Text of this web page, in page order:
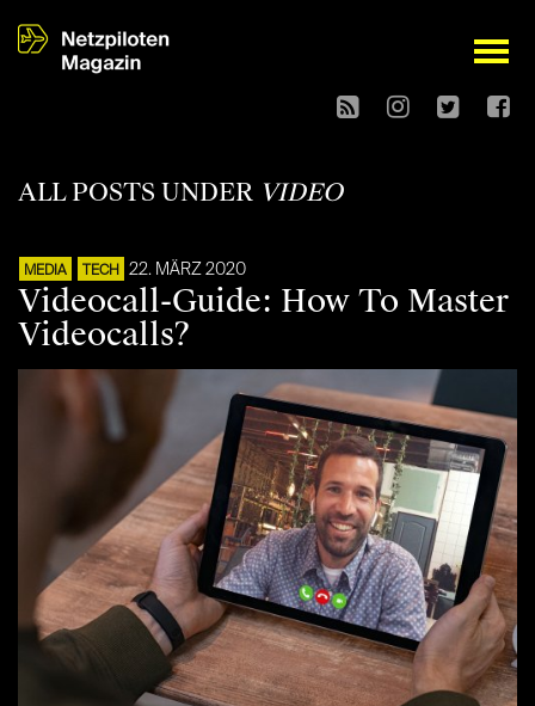
open
ALL POSTS UNDER VIDEO
MEDIA TECH 22. MÄRZ 2020
Videocall-Guide: How To Master
Videocalls?